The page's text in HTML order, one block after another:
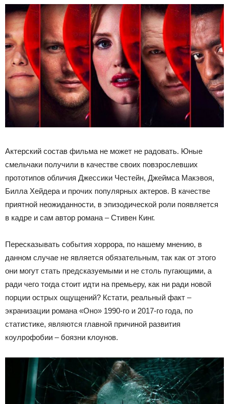
Актерский состав фильма не может не радовать. Юные
смельчаки получили в качестве своих повзрослевших
прототипов обличия Джессики Честейн, Джеймса Макэвоя,
Билла Хейдера и прочих популярных актеров. В качестве
приятной неожиданности, в эпизодической роли появляется
в кадре и сам автор романа – Стивен Кинг.
Пересказывать события хоррора, по нашему мнению, в
данном случае не является обязательным, так как от этого
они могут стать предсказуемыми и не столь пугающими, а
ради чего тогда стоит идти на премьеру, как ни ради новой
порции острых ощущений? Кстати, реальный факт –
экранизации романа «Оно» 1990-го и 2017-го года, по
статистике, являются главной причиной развития
коулрофобии – боязни клоунов.